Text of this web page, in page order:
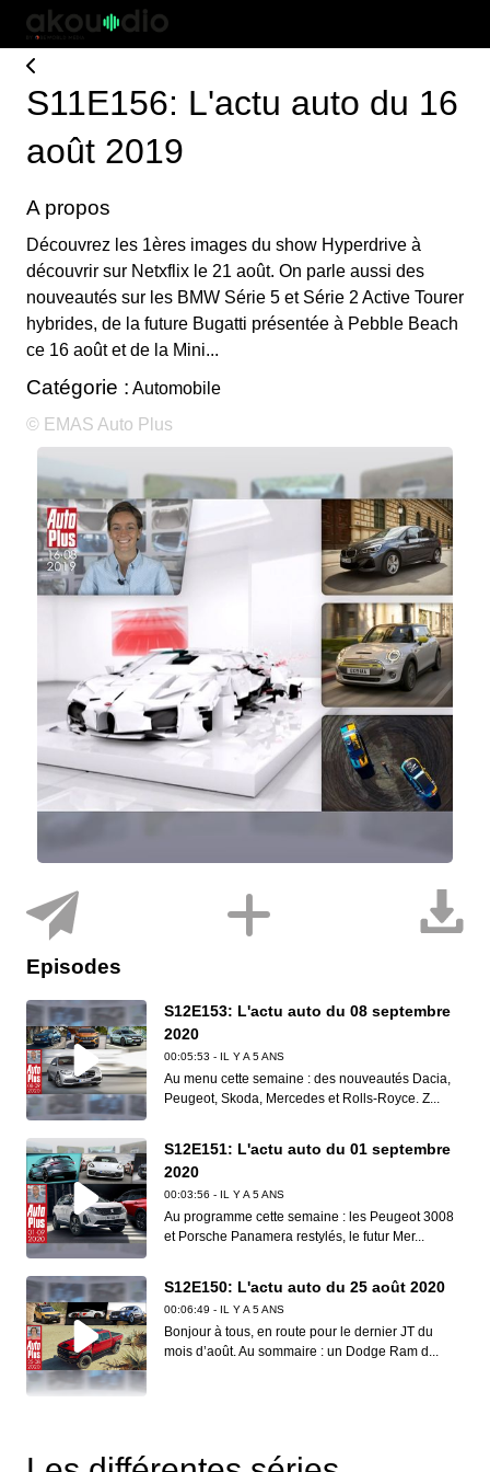
S11E156: L'actu auto du 16
août 2019
A propos
Découvrez les 1ères images du show Hyperdrive à
découvrir sur Netxflix le 21 août. On parle aussi des
nouveautés sur les BMW Série 5 et Série 2 Active Tourer
hybrides, de la future Bugatti présentée à Pebble Beach
ce 16 août et de la Mini...
Catégorie : Automobile
© EMAS Auto Plus
Episodes
S12E153: L'actu auto du 08 septembre
2020
00:05:53 - IL Y A 5 ANS
Au menu cette semaine : des nouveautés Dacia,
Peugeot, Skoda, Mercedes et Rolls-Royce. Z...
S12E151: L'actu auto du 01 septembre
2020
00:03:56 - IL Y A 5 ANS
Au programme cette semaine : les Peugeot 3008
et Porsche Panamera restylés, le futur Mer...
S12E150: L'actu auto du 25 août 2020
00:06:49 - IL Y A 5 ANS
Bonjour à tous, en route pour le dernier JT du
mois d’août. Au sommaire : un Dodge Ram d...